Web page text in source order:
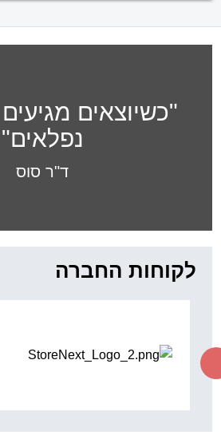
"כשיוצאים
נפלאים"
ד"ר סוס
לקוחות החברה